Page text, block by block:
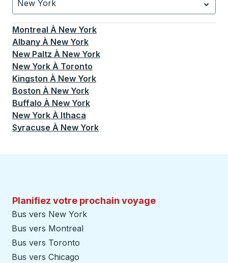
New York
Actuellement sélectionné: New York.La sélection est
Montreal À New York
Albany À New York
New Paltz À New York
New York À Toronto
Kingston À New York
Boston À New York
Buffalo À New York
New York À Ithaca
Syracuse À New York
Planifiez votre prochain voyage
Bus vers New York
Bus vers Montreal
Bus vers Toronto
Bus vers Chicago